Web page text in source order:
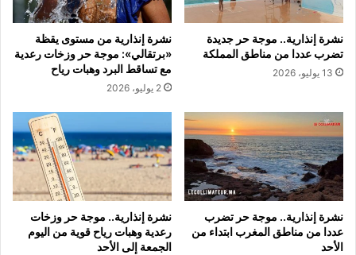
نشرة إنذارية.. موجة حر جديدة
تضرب عددا من مناطق المملكة
13 يوليو، 2026
نشرة إنذارية من مستوى يقظة
«برتقالي»: موجة حر وزخات رعدية
مع تساقط البرد وهبات رياح
2 يوليو، 2026
نشرة إنذارية.. موجة حر تضرب
عددا من مناطق المغرب ابتداء من
الأحد
نشرة إنذارية.. موجة حر وزخات
رعدية وهبات رياح قوية من اليوم
الجمعة إلى الأحد